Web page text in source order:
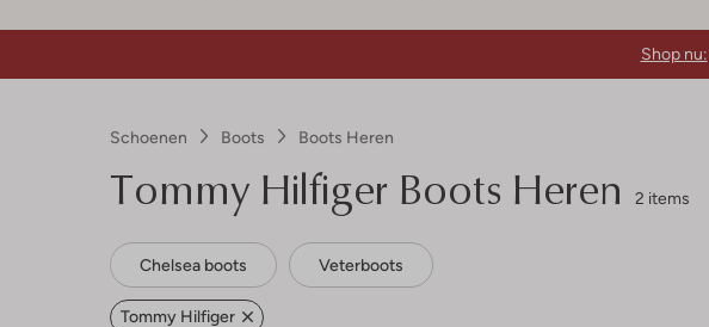
Shop nu:
Schoenen Boots Boots Heren
Tommy Hilfiger Boots Heren 2 items
Chelsea boots Veterboots
Tommy Hilfiger